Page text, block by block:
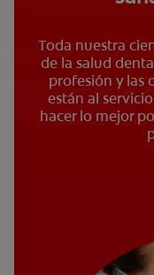
Toda nuestra
de la salud
profesión y las
están al
hacer lo mejor